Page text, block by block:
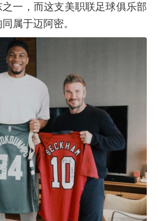
一，而这支美职联足球俱乐部
属于迈阿密。